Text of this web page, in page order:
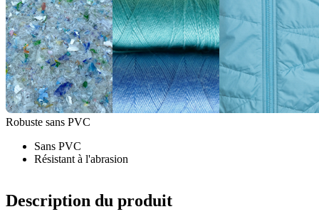
Robuste sans PVC
Sans PVC
Résistant à l'abrasion
Description du produit